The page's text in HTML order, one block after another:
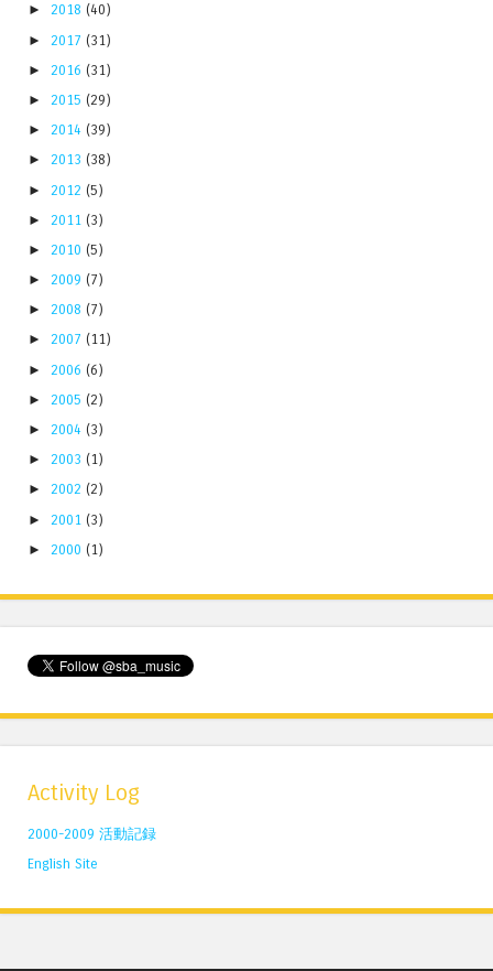
► 2018 (40)
► 2017 (31)
► 2016 (31)
► 2015 (29)
► 2014 (39)
► 2013 (38)
► 2012 (5)
► 2011 (3)
► 2010 (5)
► 2009 (7)
► 2008 (7)
► 2007 (11)
► 2006 (6)
► 2005 (2)
► 2004 (3)
► 2003 (1)
► 2002 (2)
► 2001 (3)
► 2000 (1)
Activity Log
2000-2009 活動記録
English Site